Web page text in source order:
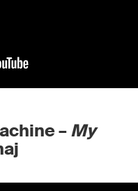
–My